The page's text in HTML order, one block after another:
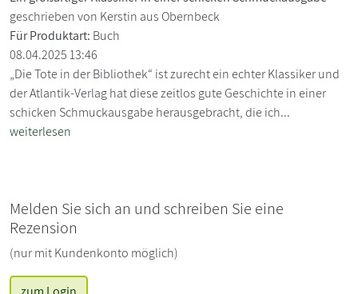
geschrieben von Kerstin aus Obernbeck
Für Produktart: Buch
08.04.2025 13:46
„Die Tote in der Bibliothek“ ist zurecht ein echter Klassiker und
der Atlantik-Verlag hat diese zeitlos gute Geschichte in einer
schicken Schmuckausgabe herausgebracht, die ich...
weiterlesen
Melden Sie sich an und schreiben Sie eine
Rezension
(nur mit Kundenkonto möglich)